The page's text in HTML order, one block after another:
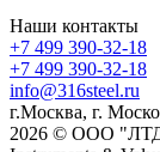
Наши контакты
+7 499 390-32-18
+7 499 390-32-18
info@316steel.ru
г.Москва, г.
2026 © ООО